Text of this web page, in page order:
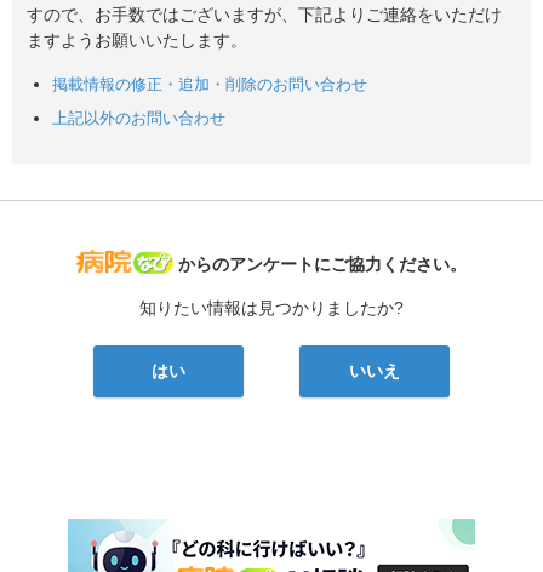
すので、お手数ではございますが、下記よりご連絡をいただけ
ますようお願いいたします。
掲載情報の修正・追加・削除のお問い合わせ
上記以外のお問い合わせ
病院なび
からのアンケートにご協力ください。
知りたい情報は見つかりましたか?
はい いいえ